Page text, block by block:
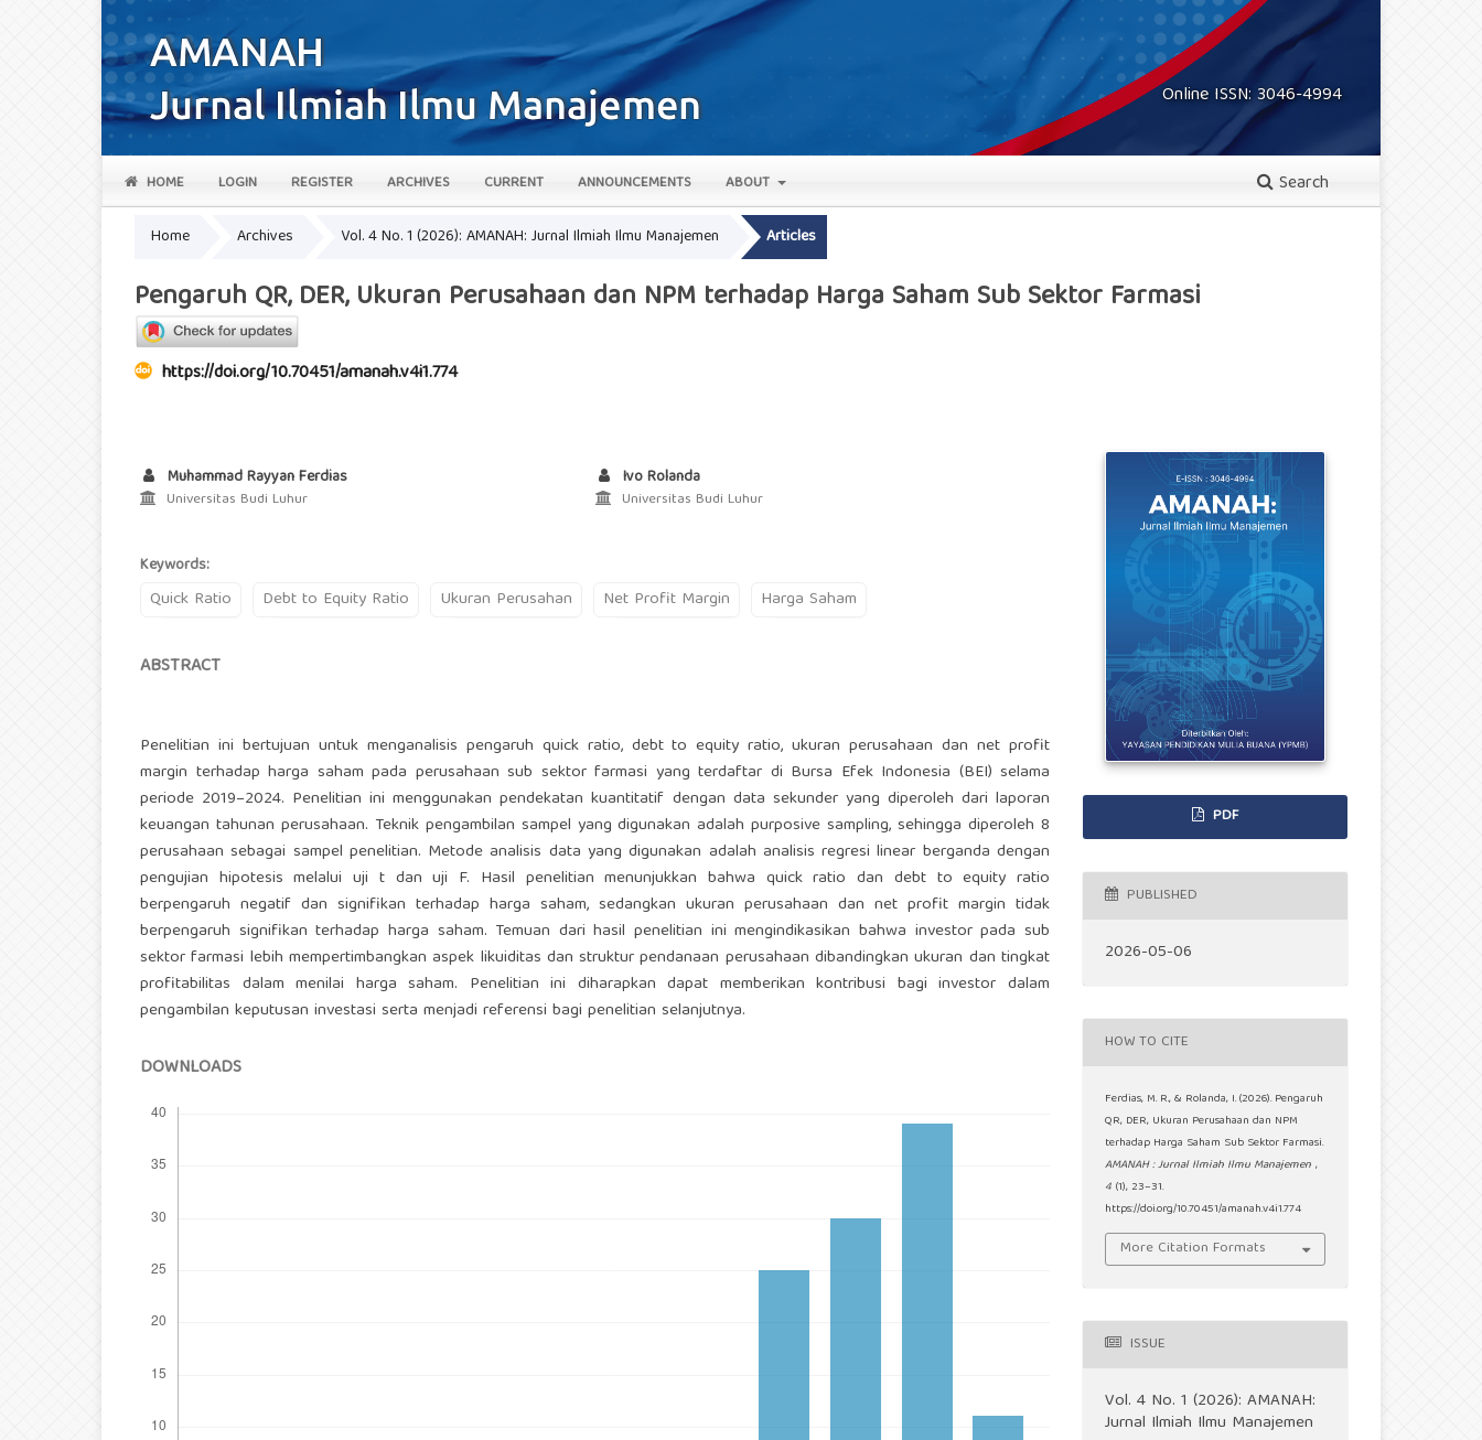
Online ISSN: 3046-4994
HOME LOGIN REGISTER ARCHIVES CURRENT ANNOUNCEMENTS ABOUT Search
Home Archives Vol. 4 No. 1 (2026): AMANAH: Jurnal Ilmiah Ilmu Manajemen Articles
Pengaruh QR, DER, Ukuran Perusahaan dan NPM terhadap Harga Saham Sub Sektor Farmasi
https://doi.org/10.70451/amanah.v4i1.774
Muhammad Rayyan Ferdias
Universitas Budi Luhur
Ivo Rolanda
Universitas Budi Luhur
Keywords:
Quick Ratio Debt to Equity Ratio Ukuran Perusahan Net Profit Margin Harga Saham
ABSTRACT
Penelitian ini bertujuan untuk menganalisis pengaruh quick ratio, debt to equity ratio, ukuran perusahaan dan net profit
margin terhadap harga saham pada perusahaan sub sektor farmasi yang terdaftar di Bursa Efek Indonesia (BEI) selama
periode 2019–2024. Penelitian ini menggunakan pendekatan kuantitatif dengan data sekunder yang diperoleh dari laporan
keuangan tahunan perusahaan. Teknik pengambilan sampel yang digunakan adalah purposive sampling, sehingga diperoleh 8
perusahaan sebagai sampel penelitian. Metode analisis data yang digunakan adalah analisis regresi linear berganda dengan
pengujian hipotesis melalui uji t dan uji F. Hasil penelitian menunjukkan bahwa quick ratio dan debt to equity ratio
berpengaruh negatif dan signifikan terhadap harga saham, sedangkan ukuran perusahaan dan net profit margin tidak
berpengaruh signifikan terhadap harga saham. Temuan dari hasil penelitian ini mengindikasikan bahwa investor pada sub
sektor farmasi lebih mempertimbangkan aspek likuiditas dan struktur pendanaan perusahaan dibandingkan ukuran dan tingkat
profitabilitas dalam menilai harga saham. Penelitian ini diharapkan dapat memberikan kontribusi bagi investor dalam
pengambilan keputusan investasi serta menjadi referensi bagi penelitian selanjutnya.
DOWNLOADS
PDF
PUBLISHED
2026-05-06
HOW TO CITE
Ferdias, M. R., & Rolanda, I. (2026). Pengaruh
QR, DER, Ukuran Perusahaan dan NPM
terhadap Harga Saham Sub Sektor Farmasi.
AMANAH : Jurnal Ilmiah Ilmu Manajemen ,
4 (1), 23–31.
https://doi.org/10.70451/amanah.v4i1.774
More Citation Formats
ISSUE
Vol. 4 No. 1 (2026): AMANAH:
Jurnal Ilmiah Ilmu Manajemen